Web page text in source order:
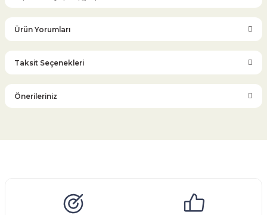
Ürün Yorumları
Bu ürüne ilk yorumu siz yapın!
Taksit Seçenekleri
Önerileriniz
Ürün açıklamasında eksik bilgiler bulunuyor.